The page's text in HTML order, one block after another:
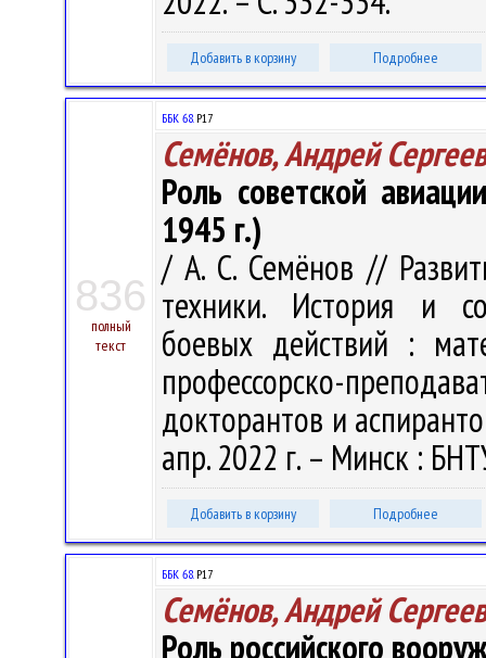
Добавить в корзину Подробнее
836
полный
текст
ББК 68.Р17
Семёнов, Андрей
Роль советской
1945 г.)
/ А. С. Семёнов //
техники. История и
боевых действий :
профессорско-
докторантов и
апр. 2022 г. – Минск :
Добавить в корзину Подробнее
ББК 68.Р17
Семёнов, Андрей
Роль российского